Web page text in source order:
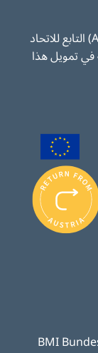
يُشارك صندوق اللجوء والهجرة والدمج (AMIF) التابع للاتحاد
في تمويل هذا
Image